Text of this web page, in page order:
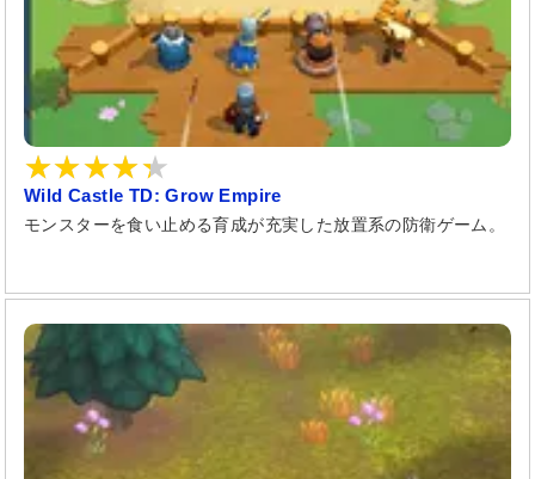
Wild Castle TD: Grow Empire
モンスターを食い止める育成が充実した放置系の防衛ゲーム。